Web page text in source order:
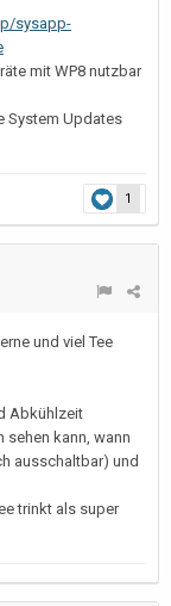
sysapp-
mit WP8 nutzbar
System Updates
1
und viel Tee
Abkühlzeit
sehen kann, wann
ausschaltbar) und
trinkt als super